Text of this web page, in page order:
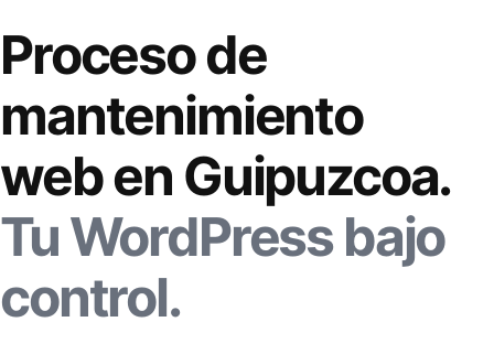
Proceso de
mantenimiento
web en Guipuzcoa.
Tu WordPress bajo
control.